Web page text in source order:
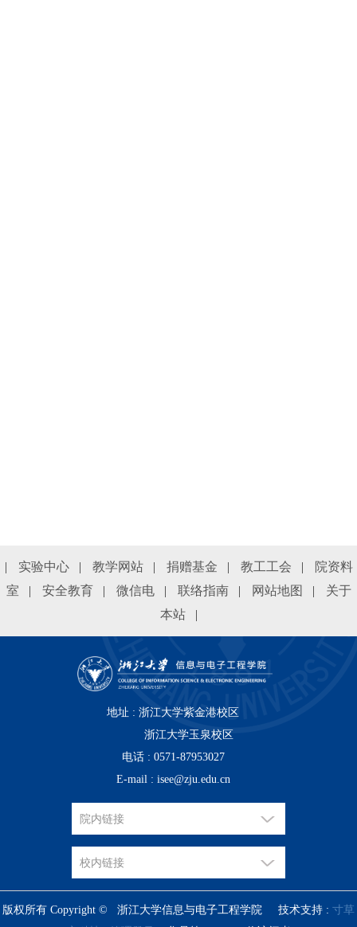
| 实验中心 | 教学网站 | 捐赠基金 | 教工工会 |
院资料
室
| 安全教育 | 微信电 | 联络指南 | 网站地图 |
关于
本站
|
地址 : 浙江大学紫金港校区
浙江大学玉泉校区
电话 : 0571-87953027
E-mail : isee@zju.edu.cn
版权所有 Copyright © 浙江大学信息与电子工程学院 技术支持 : 寸草